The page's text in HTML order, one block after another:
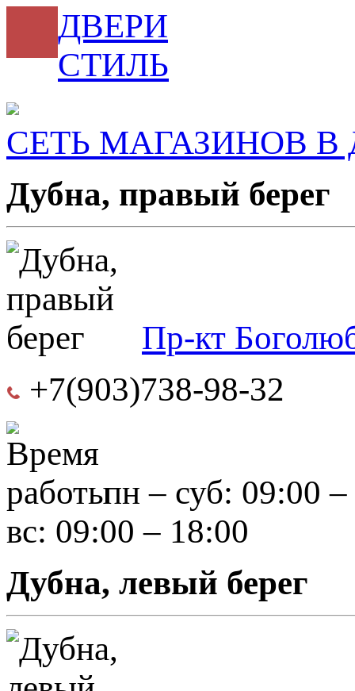
ДВЕРИ
СТИЛЬ
СЕТЬ МАГАЗИНОВ В
Дубна, правый берег
Пр-кт
+7(903)738-98-32
пн – суб: 09:00 –
вс: 09:00 – 18:00
Дубна, левый берег